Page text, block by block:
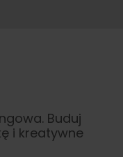
Buduj
i kreatywne